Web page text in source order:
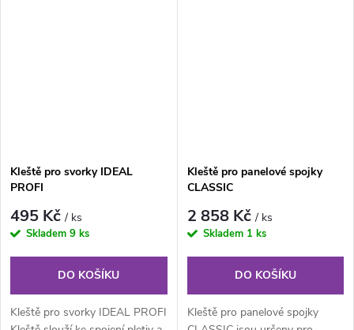
Kleště pro svorky IDEAL
PROFI
495 Kč/ ks
Skladem 9 ks
DO KOŠÍKU
Kleště pro svorky IDEAL PROFI
Kleště pro panelové spojky
CLASSIC
2 858 Kč/ ks
Skladem 1 ks
DO KOŠÍKU
Kleště pro panelové spojky